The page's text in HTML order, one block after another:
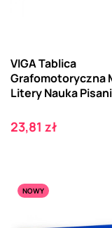
VIGA Tablica
Grafomotoryczna
Litery Nauka
Cena
23,81 zł
NOWY